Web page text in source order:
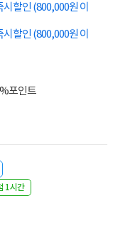
할인 (800,000원 이
할인 (800,000원 이
포인트
1시간